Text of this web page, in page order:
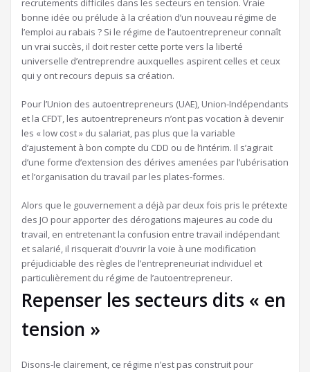
recrutements difficiles dans les secteurs en tension. Vraie
bonne idée ou prélude à la création d’un nouveau régime de
l’emploi au rabais ? Si le régime de l’autoentrepreneur connaît
un vrai succès, il doit rester cette porte vers la liberté
universelle d’entreprendre auxquelles aspirent celles et ceux
qui y ont recours depuis sa création.
Pour l’Union des autoentrepreneurs (UAE), Union-Indépendants
et la CFDT, les autoentrepreneurs n’ont pas vocation à devenir
les « low cost » du salariat, pas plus que la variable
d’ajustement à bon compte du CDD ou de l’intérim. Il s’agirait
d’une forme d’extension des dérives amenées par l’ubérisation
et l’organisation du travail par les plates-formes.
Alors que le gouvernement a déjà par deux fois pris le prétexte
des JO pour apporter des dérogations majeures au code du
travail, en entretenant la confusion entre travail indépendant
et salarié, il risquerait d’ouvrir la voie à une modification
préjudiciable des règles de l’entrepreneuriat individuel et
particulièrement du régime de l’autoentrepreneur.
Repenser les secteurs dits « en
tension »
Disons-le clairement, ce régime n’est pas construit pour